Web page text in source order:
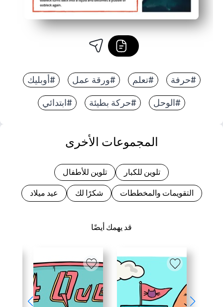
#حرفة #تعلم #ورقة عمل #أوبليك
#الوحل #حركة بطيئة #ابتدائي
قد يهمك أيضًا
المجموعات الأخرى
تلوين للكبار تلوين للأطفال
التقويمات والمخططات شكرًا لك عيد ميلاد